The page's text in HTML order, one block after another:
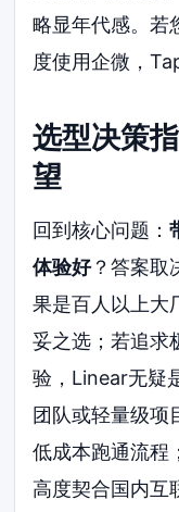
略显年代感。若
度使用企微，
选型决策
望
回到核心问题：
体验好？答案取
果是百人以上大
妥之选；若追求
验，Linear无疑
团队或轻量级项
低成本跑通流程
高度契合国内互